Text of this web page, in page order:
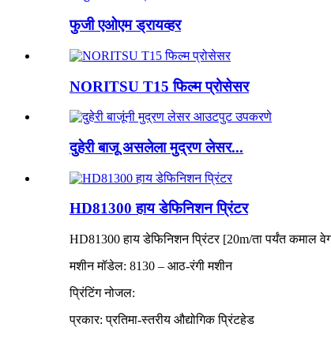
फुजी एओएम ड्रायव्हर
NORITSU T15 फिल्म प्रोसेसर
दुहेरी बाजू असलेला मुद्रण लेसर...
HD81300 हाय डेफिनिशन प्रिंटर
HD81300 हाय डेफिनिशन प्रिंटर [20m/ता पर्यंत कमाल
मशीन मॉडेल: 8130 – आठ-रंगी मशीन
प्रिंटिंग नोजल:
प्रकार: प्रतिमा-स्तरीय औद्योगिक प्रिंटहेड